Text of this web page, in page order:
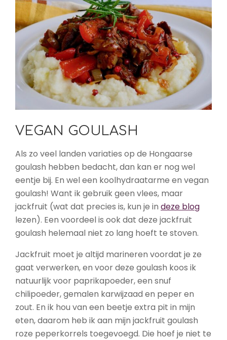
VEGAN GOULASH
Als zo veel landen variaties op de Hongaarse
goulash hebben bedacht, dan kan er nog wel
eentje bij. En wel een koolhydraatarme en vegan
goulash! Want ik gebruik geen vlees, maar
jackfruit (wat dat precies is, kun je in deze blog
lezen). Een voordeel is ook dat deze jackfruit
goulash helemaal niet zo lang hoeft te stoven.
Jackfruit moet je altijd marineren voordat je ze
gaat verwerken, en voor deze goulash koos ik
natuurlijk voor paprikapoeder, een snuf
chilipoeder, gemalen karwijzaad en peper en
zout. En ik hou van een beetje extra pit in mijn
eten, daarom heb ik aan mijn jackfruit goulash
roze peperkorrels toegevoegd. Die hoef je niet te